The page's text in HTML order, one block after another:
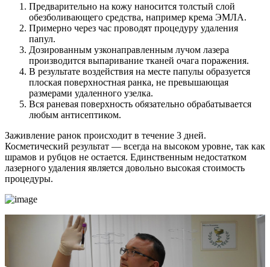
Предварительно на кожу наносится толстый слой
обезболивающего средства, например крема ЭМЛА.
Примерно через час проводят процедуру удаления
папул.
Дозированным узконаправленным лучом лазера
производится выпаривание тканей очага поражения.
В результате воздействия на месте папулы образуется
плоская поверхностная ранка, не превышающая
размерами удаленного узелка.
Вся раневая поверхность обязательно обрабатывается
любым антисептиком.
Заживление ранок происходит в течение 3 дней.
Косметический результат — всегда на высоком уровне, так как
шрамов и рубцов не остается. Единственным недостатком
лазерного удаления является довольно высокая стоимость
процедуры.